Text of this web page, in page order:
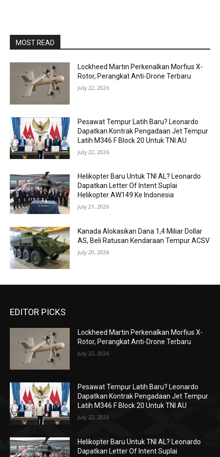
MOST READ
Lockheed Martin Perkenalkan Morfius X-
Rotor, Perangkat Anti-Drone Terbaru
July 22, 2026
Pesawat Tempur Latih Baru? Leonardo
Dapatkan Kontrak Pengadaan Jet Tempur
Latih M346 F Block 20 Untuk TNI AU
July 22, 2026
Helikopter Baru Untuk TNI AL? Leonardo
Dapatkan Letter Of Intent Suplai
Helikopter AW149 Ke Indonesia
July 21, 2026
Kanada Alokasikan Dana 1,4 Miliar Dollar
AS, Beli Ratusan Kendaraan Tempur ACSV
July 20, 2026
EDITOR PICKS
Lockheed Martin Perkenalkan Morfius X-
Rotor, Perangkat Anti-Drone Terbaru
July 22, 2026
Pesawat Tempur Latih Baru? Leonardo
Dapatkan Kontrak Pengadaan Jet Tempur
Latih M346 F Block 20 Untuk TNI AU
July 22, 2026
Helikopter Baru Untuk TNI AL? Leonardo
Dapatkan Letter Of Intent Suplai